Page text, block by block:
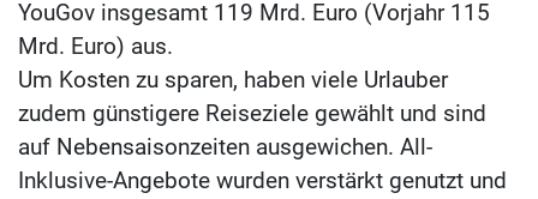
YouGov insgesamt 119 Mrd. Euro (Vorjahr 115
Mrd. Euro) aus.
Um Kosten zu sparen, haben viele Urlauber
zudem günstigere Reiseziele gewählt und sind
auf Nebensaisonzeiten ausgewichen. All-
Inklusive-Angebote wurden verstärkt genutzt und